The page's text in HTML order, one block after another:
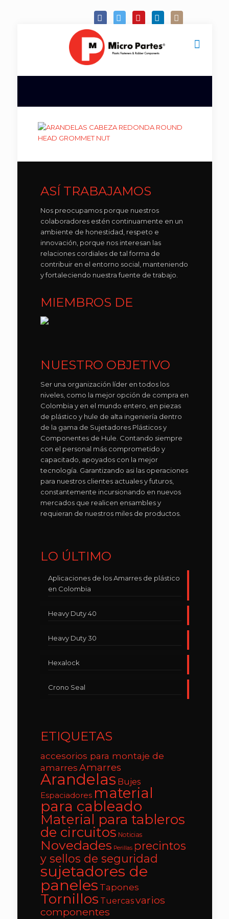
ASÍ TRABAJAMOS
Nos preocupamos porque nuestros
colaboradores estén continuamente en un
ambiente de honestidad, respeto e
innovación, porque nos interesan las
relaciones cordiales de tal forma de
contribuir en el entorno social, manteniendo
y fortaleciendo nuestra fuente de trabajo.
MIEMBROS DE
NUESTRO OBJETIVO
Ser una organización líder en todos los
niveles, como la mejor opción de compra en
Colombia y en el mundo entero, en piezas
de plástico y hule de alta ingeniería dentro
de la gama de Sujetadores Plásticos y
Componentes de Hule. Contando siempre
con el personal más comprometido y
capacitado, apoyados con la mejor
tecnología. Garantizando asi las operaciones
para nuestros clientes actuales y futuros,
constantemente incursionando en nuevos
mercados que realicen ensambles y
requieran de nuestros miles de productos.
LO ÚLTIMO
Aplicaciones de los Amarres de plástico
en Colombia
Heavy Duty 40
Heavy Duty 30
Hexalock
Crono Seal
ETIQUETAS
accesorios para montaje de
amarresAmarres
Arandelas Bujes
Espaciadores material
para cableado
Material para tableros
de circuitos Noticias
Novedades Perillas precintos
y sellos de seguridad
sujetadores de
paneles Tapones
Tornillos Tuercasvarios
componentes